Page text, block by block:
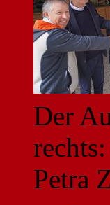
Der
Petra